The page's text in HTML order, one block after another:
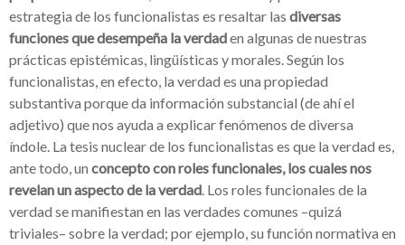
estrategia de los funcionalistas es resaltar las diversas
funciones que desempeña la verdaden algunas de nuestras
prácticas epistémicas, lingüísticas y morales. Según los
funcionalistas, en efecto, la verdad es una propiedad
substantiva porque da información substancial (de ahí el
adjetivo) que nos ayuda a explicar fenómenos de diversa
índole. La tesis nuclear de los funcionalistas es que la verdad es,
ante todo, un concepto con roles funcionales, los cuales nos
revelan un aspecto de la verdad. Los roles funcionales de la
verdad se manifiestan en las verdades comunes –quizá
triviales– sobre la verdad; por ejemplo, su función normativa en